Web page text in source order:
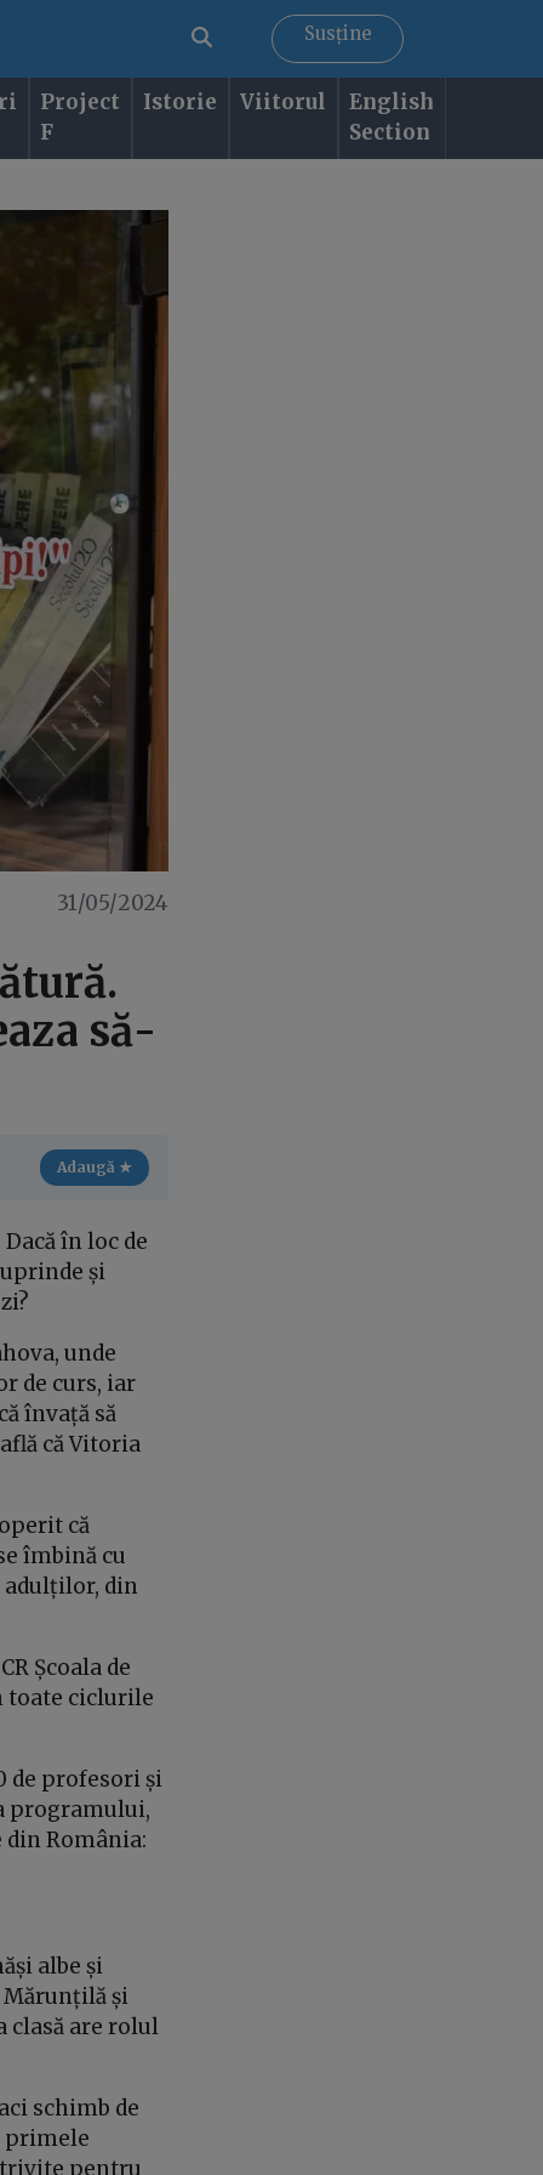
Susține
Project
F
Istorie Viitorul
English
Section
31/05/2024
să-
Adaugă ★
în loc de
și
unde
de curs, iar
învață să
că Vitoria
că
îmbină cu
adulților, din
Școala de
toate ciclurile
de profesori și
programului,
din România:
albe și
și
clasă are rolul
schimb de
primele
pentru